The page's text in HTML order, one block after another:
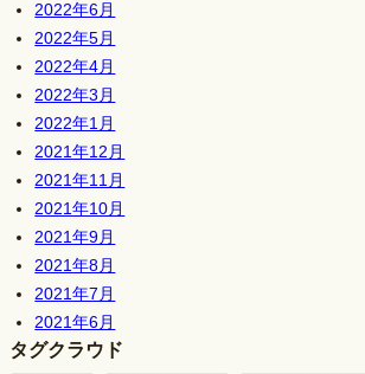
2022年6月
2022年5月
2022年4月
2022年3月
2022年1月
2021年12月
2021年11月
2021年10月
2021年9月
2021年8月
2021年7月
2021年6月
タグクラウド